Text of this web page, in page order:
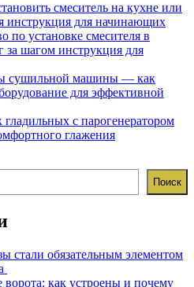
смеситель на кухне или
инструкция для начинающих
по установке смесителя в
шагом инструкция для
сушильной машины — как
для эффективной
с парогенератором
глажения
Поиск
стали обязательным элементом
как устроены и почему